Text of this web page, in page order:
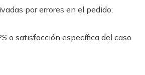
por errores en el pedido;
o satisfacción específica del caso